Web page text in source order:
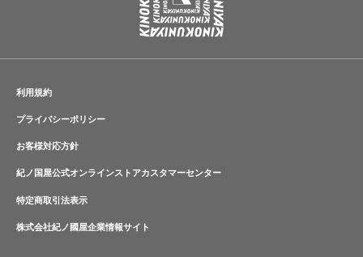
利用規約
プライバシーポリシー
お客様対応方針
紀ノ国屋公式オンラインストアカスタマーセンター
特定商取引法表示
株式会社紀ノ國屋企業情報サイト